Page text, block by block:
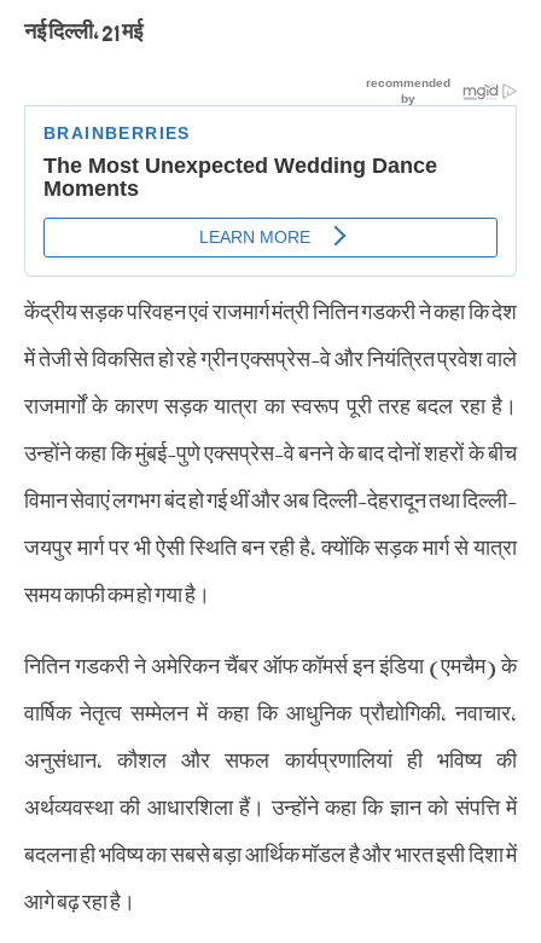
नई दिल्ली, 21 मई
केंद्रीय सड़क परिवहन एवं राजमार्ग मंत्री नितिन गडकरी ने कहा कि देश
में तेजी से विकसित हो रहे ग्रीन एक्सप्रेस-वे और नियंत्रित प्रवेश वाले
राजमार्गों के कारण सड़क यात्रा का स्वरूप पूरी तरह बदल रहा है।
उन्होंने कहा कि मुंबई-पुणे एक्सप्रेस-वे बनने के बाद दोनों शहरों के बीच
विमान सेवाएं लगभग बंद हो गई थीं और अब दिल्ली-देहरादून तथा दिल्ली-
जयपुर मार्ग पर भी ऐसी स्थिति बन रही है, क्योंकि सड़क मार्ग से यात्रा
समय काफी कम हो गया है।
नितिन गडकरी ने अमेरिकन चैंबर ऑफ कॉमर्स इन इंडिया (एमचैम) के
वार्षिक नेतृत्व सम्मेलन में कहा कि आधुनिक प्रौद्योगिकी, नवाचार,
अनुसंधान, कौशल और सफल कार्यप्रणालियां ही भविष्य की
अर्थव्यवस्था की आधारशिला हैं। उन्होंने कहा कि ज्ञान को संपत्ति में
बदलना ही भविष्य का सबसे बड़ा आर्थिक मॉडल है और भारत इसी दिशा में
आगे बढ़ रहा है।